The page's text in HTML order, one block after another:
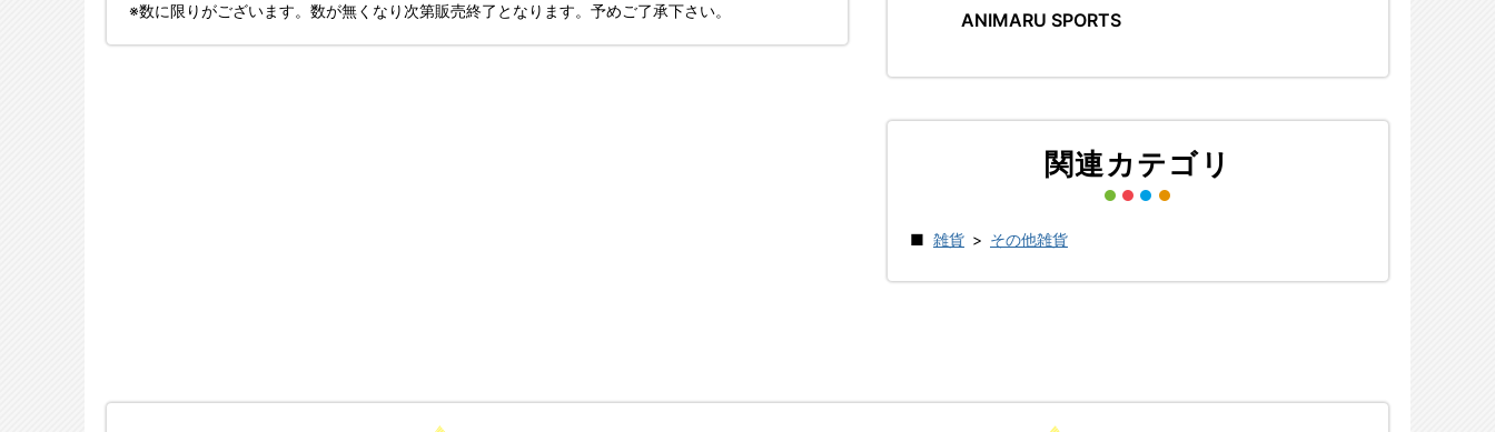
※数に限りがございます。数が無くなり次第販売終了となります。予めご了承下さい。
ANIMARU SPORTS
関連カテゴリ
雑貨 > その他雑貨